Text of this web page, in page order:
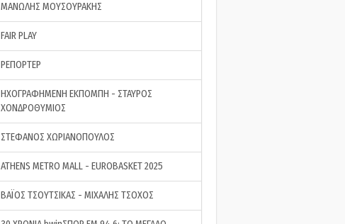
ΜΑΝΩΛΗΣ ΜΟΥΣΟΥΡΑΚΗΣ
FAIR PLAY
ΡΕΠΟΡΤΕΡ
ΗΧΟΓΡΑΦΗΜΕΝΗ ΕΚΠΟΜΠΗ - ΣΤΑΥΡΟΣ
ΧΟΝΔΡΟΘΥΜΙΟΣ
ΣΤΕΦΑΝΟΣ ΧΩΡΙΑΝΟΠΟΥΛΟΣ
ATHENS METRO MALL - EUROBASKET 2025
ΒΑΪΟΣ ΤΣΟΥΤΣΙΚΑΣ - ΜΙΧΑΛΗΣ ΤΣΟΧΟΣ